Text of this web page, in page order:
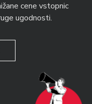
cene vstopnic
ugodnosti.